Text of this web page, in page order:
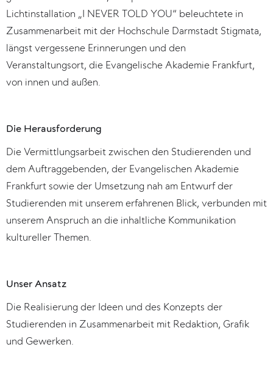
Lichtinstallation „I NEVER TOLD YOU“ beleuchtete in
Zusammenarbeit mit der Hochschule Darmstadt Stigmata,
längst vergessene Erinnerungen und den
Veranstaltungsort, die Evangelische Akademie Frankfurt,
von innen und außen.
Die Herausforderung
Die Vermittlungsarbeit zwischen den Studierenden und
dem Auftraggebenden, der Evangelischen Akademie
Frankfurt sowie der Umsetzung nah am Entwurf der
Studierenden mit unserem erfahrenen Blick, verbunden mit
unserem Anspruch an die inhaltliche Kommunikation
kultureller Themen.
Unser Ansatz
Die Realisierung der Ideen und des Konzepts der
Studierenden in Zusammenarbeit mit Redaktion, Grafik
und Gewerken.